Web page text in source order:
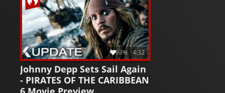
93% 4:32
Johnny Depp Sets Sail Again
- PIRATES OF THE CARIBBEAN